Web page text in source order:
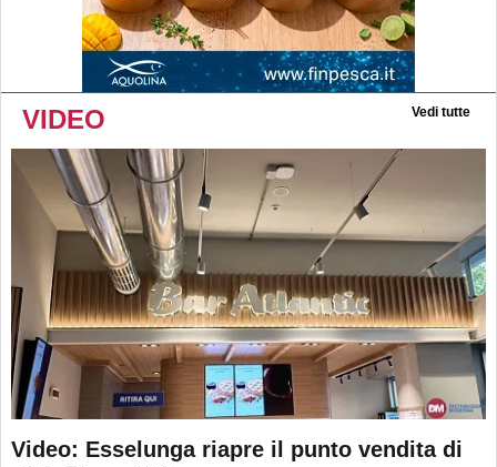
VIDEO Vedi tutte
Video: Esselunga riapre il punto vendita di